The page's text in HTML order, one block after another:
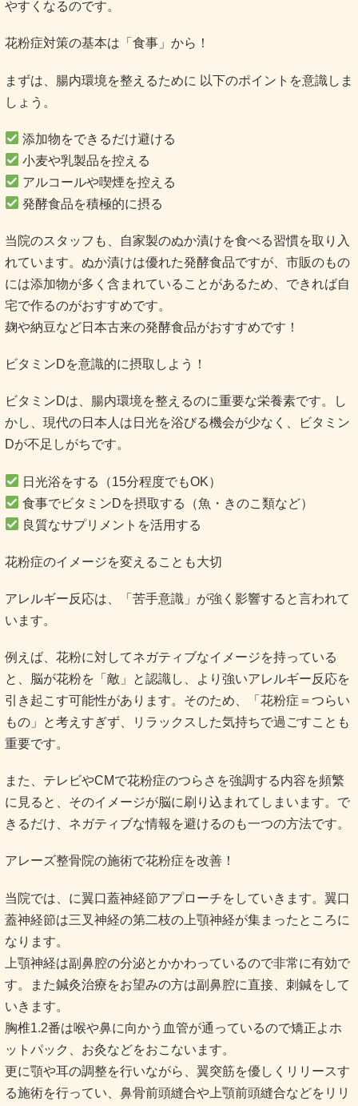
やすくなるのです。
花粉症対策の基本は「食事」から！
まずは、腸内環境を整えるために 以下のポイントを意識しま
しょう。
添加物をできるだけ避ける
小麦や乳製品を控える
アルコールや喫煙を控える
発酵食品を積極的に摂る
当院のスタッフも、自家製のぬか漬けを食べる習慣を取り入
れています。ぬか漬けは優れた発酵食品ですが、市販のもの
には添加物が多く含まれていることがあるため、できれば自
宅で作るのがおすすめです。
麹や納豆など日本古来の発酵食品がおすすめです！
ビタミンDを意識的に摂取しよう！
ビタミンDは、腸内環境を整えるのに重要な栄養素です。し
かし、現代の日本人は日光を浴びる機会が少なく、ビタミン
Dが不足しがちです。
日光浴をする（15分程度でもOK）
食事でビタミンDを摂取する（魚・きのこ類など）
良質なサプリメントを活用する
花粉症のイメージを変えることも大切
アレルギー反応は、「苦手意識」が強く影響すると言われて
います。
例えば、花粉に対してネガティブなイメージを持っている
と、脳が花粉を「敵」と認識し、より強いアレルギー反応を
引き起こす可能性があります。そのため、「花粉症＝つらい
もの」と考えすぎず、リラックスした気持ちで過ごすことも
重要です。
また、テレビやCMで花粉症のつらさを強調する内容を頻繁
に見ると、そのイメージが脳に刷り込まれてしまいます。で
きるだけ、ネガティブな情報を避けるのも一つの方法です。
アレーズ整骨院の施術で花粉症を改善！
当院では、に翼口蓋神経節アプローチをしていきます。翼口
蓋神経節は三叉神経の第二枝の上顎神経が集まったところに
なります。
上顎神経は副鼻腔の分泌とかかわっているので非常に有効で
す。また鍼灸治療をお望みの方は副鼻腔に直接、刺鍼をして
いきます。
胸椎1.2番は喉や鼻に向かう血管が通っているので矯正よホ
ットパック、お灸などをおこないます。
更に顎や耳の調整を行いながら、翼突筋を優しくリリースす
る施術を行ってい、鼻骨前頭縫合や上顎前頭縫合などをリリ